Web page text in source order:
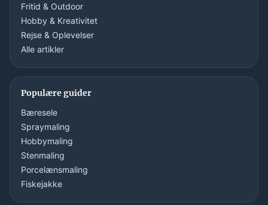
Fritid & Outdoor
Hobby & Kreativitet
Rejse & Oplevelser
Alle artikler
Populære guider
Bæresele
Spraymaling
Hobbymaling
Stenmaling
Porcelænsmaling
Fiskejakke